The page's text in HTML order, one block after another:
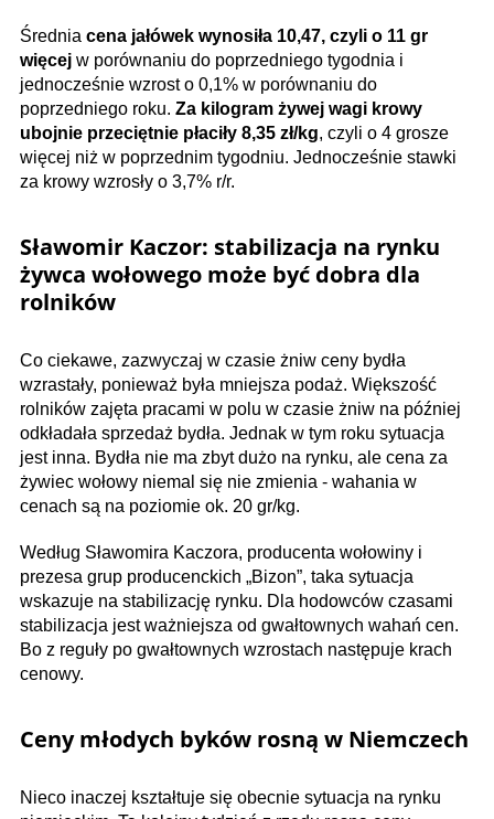
Średnia cena jałówek wynosiła 10,47, czyli o 11 gr
więcej w porównaniu do poprzedniego tygodnia i
jednocześnie wzrost o 0,1% w porównaniu do
poprzedniego roku. Za kilogram żywej wagi krowy
ubojnie przeciętnie płaciły 8,35 zł/kg, czyli o 4 grosze
więcej niż w poprzednim tygodniu. Jednocześnie stawki
za krowy wzrosły o 3,7% r/r.
Sławomir Kaczor: stabilizacja na rynku
żywca wołowego może być dobra dla
rolników
Co ciekawe, zazwyczaj w czasie żniw ceny bydła
wzrastały, ponieważ była mniejsza podaż. Większość
rolników zajęta pracami w polu w czasie żniw na później
odkładała sprzedaż bydła. Jednak w tym roku sytuacja
jest inna. Bydła nie ma zbyt dużo na rynku, ale cena za
żywiec wołowy niemal się nie zmienia - wahania w
cenach są na poziomie ok. 20 gr/kg.
Według Sławomira Kaczora, producenta wołowiny i
prezesa grup producenckich „Bizon”, taka sytuacja
wskazuje na stabilizację rynku. Dla hodowców czasami
stabilizacja jest ważniejsza od gwałtownych wahań cen.
Bo z reguły po gwałtownych wzrostach następuje krach
cenowy.
Ceny młodych byków rosną w Niemczech
Nieco inaczej kształtuje się obecnie sytuacja na rynku